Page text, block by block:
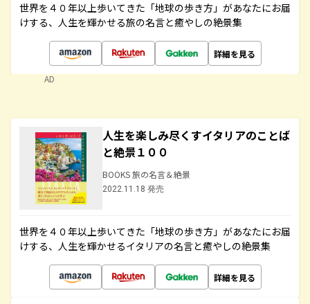
世界を４０年以上歩いてきた「地球の歩き方」があなたにお届
けする、人生を輝かせる旅の名言と癒やしの絶景集
詳細を見る
AD
人生を楽しみ尽くすイタリアのことば
と絶景１００
BOOKS 旅の名言＆絶景
2022.11.18 発売
世界を４０年以上歩いてきた「地球の歩き方」があなたにお届
けする、人生を輝かせるイタリアの名言と癒やしの絶景集
詳細を見る